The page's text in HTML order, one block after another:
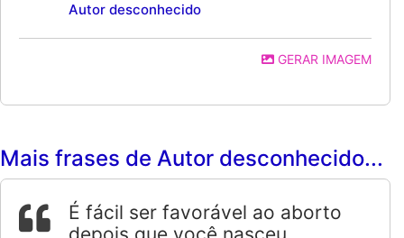
Autor desconhecido
GERAR IMAGEM
Mais frases de Autor desconhecido...
É fácil ser favorável ao aborto